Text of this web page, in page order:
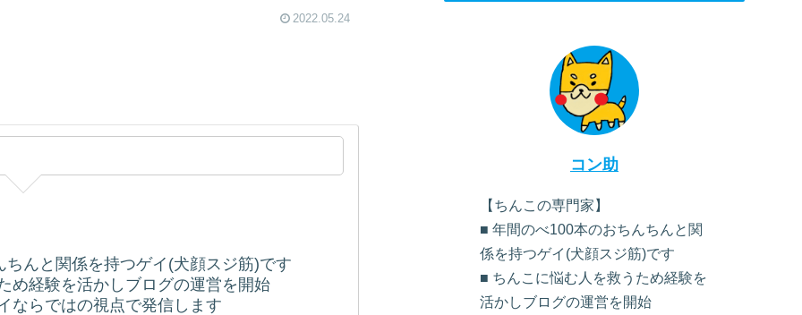
2022.05.24
んと関係を持つゲイ(犬顔スジ筋)です
め経験を活かしブログの運営を開始
ならではの視点で発信します
コン助
【ちんこの専門家】
■ 年間のべ100本のおちんちんと関
係を持つゲイ(犬顔スジ筋)です
■ ちんこに悩む人を救うため経験を
活かしブログの運営を開始